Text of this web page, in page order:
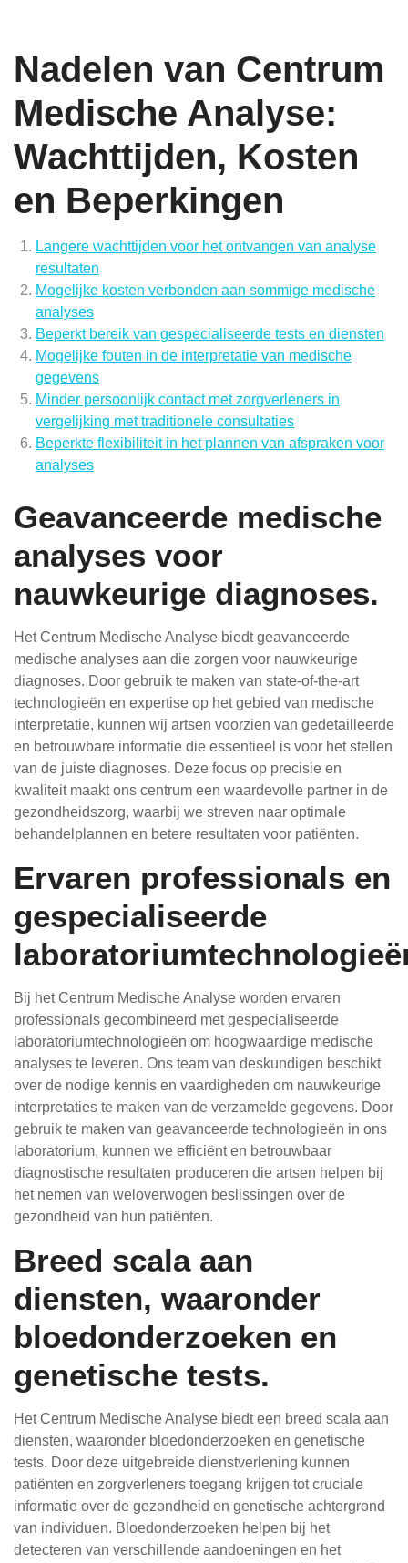
Nadelen van Centrum
Medische Analyse:
Wachttijden, Kosten
en Beperkingen
Langere wachttijden voor het ontvangen van analyse
resultaten
Mogelijke kosten verbonden aan sommige medische
analyses
Beperkt bereik van gespecialiseerde tests en diensten
Mogelijke fouten in de interpretatie van medische
gegevens
Minder persoonlijk contact met zorgverleners in
vergelijking met traditionele consultaties
Beperkte flexibiliteit in het plannen van afspraken voor
analyses
Geavanceerde medische
analyses voor
nauwkeurige diagnoses.
Het Centrum Medische Analyse biedt geavanceerde
medische analyses aan die zorgen voor nauwkeurige
diagnoses. Door gebruik te maken van state-of-the-art
technologieën en expertise op het gebied van medische
interpretatie, kunnen wij artsen voorzien van gedetailleerde
en betrouwbare informatie die essentieel is voor het stellen
van de juiste diagnoses. Deze focus op precisie en
kwaliteit maakt ons centrum een waardevolle partner in de
gezondheidszorg, waarbij we streven naar optimale
behandelplannen en betere resultaten voor patiënten.
Ervaren professionals en
gespecialiseerde
Bij het Centrum Medische Analyse worden ervaren
professionals gecombineerd met gespecialiseerde
laboratoriumtechnologieën om hoogwaardige medische
analyses te leveren. Ons team van deskundigen beschikt
over de nodige kennis en vaardigheden om nauwkeurige
interpretaties te maken van de verzamelde gegevens. Door
gebruik te maken van geavanceerde technologieën in ons
laboratorium, kunnen we efficiënt en betrouwbaar
diagnostische resultaten produceren die artsen helpen bij
het nemen van weloverwogen beslissingen over de
gezondheid van hun patiënten.
Breed scala aan
diensten, waaronder
bloedonderzoeken en
genetische tests.
Het Centrum Medische Analyse biedt een breed scala aan
diensten, waaronder bloedonderzoeken en genetische
tests. Door deze uitgebreide dienstverlening kunnen
patiënten en zorgverleners toegang krijgen tot cruciale
informatie over de gezondheid en genetische achtergrond
van individuen. Bloedonderzoeken helpen bij het
detecteren van verschillende aandoeningen en het